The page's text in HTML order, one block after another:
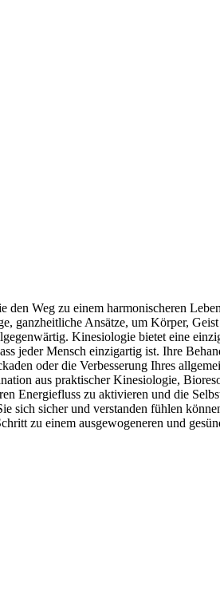
den Weg zu einem harmonischeren
ganzheitliche Ansätze, um Körper,
Kinesiologie bietet eine
jeder Mensch einzigartig ist. Ihre
oder die Verbesserung Ihres
aus praktischer Kinesiologie,
Energiefluss zu aktivieren und die
sich sicher und verstanden fühlen
zu einem ausgewogeneren und